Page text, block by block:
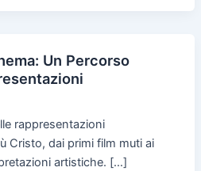
Un Percorso
rappresentazioni
Cristo, dai primi film muti ai
artistiche. […]